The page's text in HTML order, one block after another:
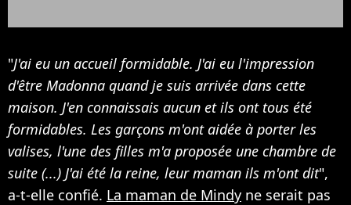
"J'ai eu un accueil formidable. J'ai eu l'impression
d'être Madonna quand je suis arrivée dans cette
maison. J'en connaissais aucun et ils ont tous été
formidables. Les garçons m'ont aidée à porter les
valises, l'une des filles m'a proposée une chambre de
suite (...) J'ai été la reine, leur maman ils m'ont dit",
a-t-elle confié. La maman de Mindy ne serait pas